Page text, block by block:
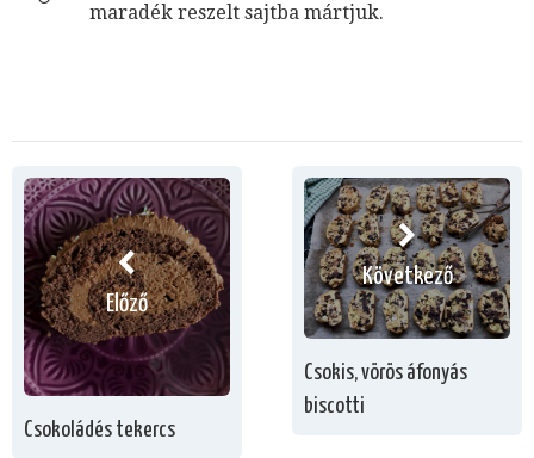
maradék reszelt sajtba mártjuk.
Előző
Csokoládés tekercs
Következő
Csokis, vörös áfonyás
biscotti